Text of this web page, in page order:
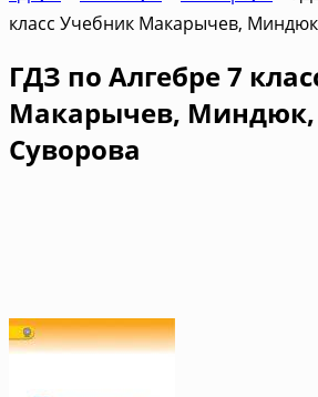
класс Учебник Макарычев,
ГДЗ по Алгебре 7
Макарычев,
Суворова